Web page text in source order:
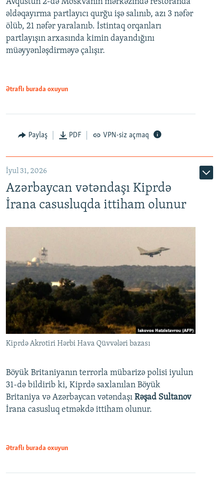
əldəqayırma partlayıcı qurğu işə salınıb, azı 3 nəfər
ölüb, 21 nəfər yaralanıb. İstintaq orqanları
partlayışın arxasında kimin dayandığını
müəyyənləşdirməyə çalışır.
Ətraflı burada oxuyun
Paylaş PDF VPN-siz açmaq
İyul 31, 2026
Azərbaycan vətəndaşı Kiprdə
İrana casusluqda ittiham olunur
Kiprdə Akrotiri Hərbi Hava Qüvvələri bazası
Böyük Britaniyanın terrorla mübarizə polisi iyulun
31-də bildirib ki, Kiprdə saxlanılan Böyük
Britaniya və Azərbaycan vətəndaşı Rəşad Sultanov
İrana casusluq etməkdə ittiham olunur.
Ətraflı burada oxuyun